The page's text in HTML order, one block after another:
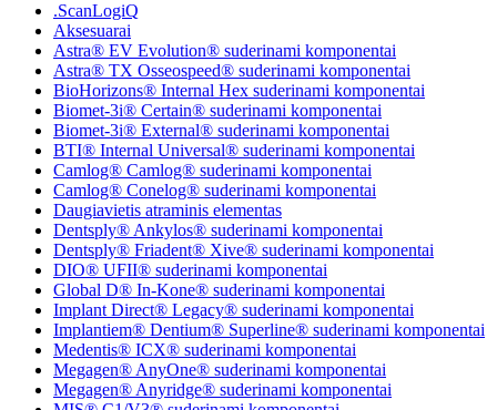
.ScanLogiQ
Aksesuarai
Astra® EV Evolution® suderinami komponentai
Astra® TX Osseospeed® suderinami komponentai
BioHorizons® Internal Hex suderinami komponentai
Biomet-3i® Certain® suderinami komponentai
Biomet-3i® External® suderinami komponentai
BTI® Internal Universal® suderinami komponentai
Camlog® Camlog® suderinami komponentai
Camlog® Conelog® suderinami komponentai
Daugiavietis atraminis elementas
Dentsply® Ankylos® suderinami komponentai
Dentsply® Friadent® Xive® suderinami komponentai
DIO® UFII® suderinami komponentai
Global D® In-Kone® suderinami komponentai
Implant Direct® Legacy® suderinami komponentai
Implantiem® Dentium® Superline® suderinami komponentai
Medentis® ICX® suderinami komponentai
Megagen® AnyOne® suderinami komponentai
Megagen® Anyridge® suderinami komponentai